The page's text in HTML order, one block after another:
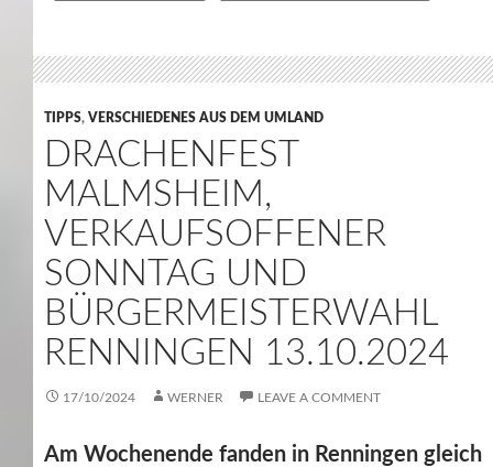
TIPPS, VERSCHIEDENES AUS DEM UMLAND
DRACHENFEST
MALMSHEIM,
VERKAUFSOFFENER
SONNTAG UND
BÜRGERMEISTERWAHL
RENNINGEN 13.10.2024
17/10/2024 WERNER LEAVE A COMMENT
Am Wochenende fanden in Renningen gleich